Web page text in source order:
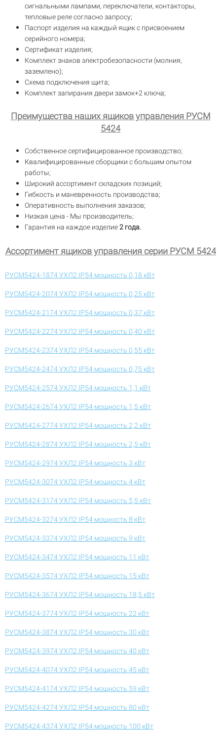
сигнальными лампами, переключатели, контакторы,
тепловые реле согласно запросу;
Паспорт изделия на каждый ящик с присвоением
серийного номера;
Сертификат изделия;
Комплект знаков электробезопасности (молния,
заземлено);
Схема подключения щита;
Комплект запирания двери замок+2 ключа;
Преимущества наших ящиков управления РУСМ
5424
Собственное сертифицированное производство;
Квалифицированные сборщики с большим опытом
работы;
Широкий ассортимент складских позиций;
Гибкость и маневренность производства;
Оперативность выполнения заказов;
Низкая цена - Мы производитель;
Гарантия на каждое изделие2 года.
Ассортимент ящиков управления серии РУСМ 5424
РУСМ5424-1874 УХЛ2 IP54 мощность 0,18 кВт
РУСМ5424-2074 УХЛ2 IP54 мощность 0,25 кВт
РУСМ5424-2174 УХЛ2 IP54 мощность 0,37 кВт
РУСМ5424-2274 УХЛ2 IP54 мощность 0,40 кВт
РУСМ5424-2374 УХЛ2 IP54 мощность 0,55 кВт
РУСМ5424-2474 УХЛ2 IP54 мощность 0,75 кВт
РУСМ5424-2574 УХЛ2 IP54 мощность 1,1 кВт
РУСМ5424-2674 УХЛ2 IP54 мощность 1,5 кВт
РУСМ5424-2774 УХЛ2 IP54 мощность 2,2 кВт
РУСМ5424-2874 УХЛ2 IP54 мощность 2,5 кВт
РУСМ5424-2974 УХЛ2 IP54 мощность 3 кВт
РУСМ5424-3074 УХЛ2 IP54 мощность 4 кВт
РУСМ5424-3174 УХЛ2 IP54 мощность 5,5 кВт
РУСМ5424-3274 УХЛ2 IP54 мощность 8 кВт
РУСМ5424-3374 УХЛ2 IP54 мощность 9 кВт
РУСМ5424-3474 УХЛ2 IP54 мощность 11 кВт
РУСМ5424-3574 УХЛ2 IP54 мощность 15 кВт
РУСМ5424-3674 УХЛ2 IP54 мощность 18,5 кВт
РУСМ5424-3774 УХЛ2 IP54 мощность 22 кВт
РУСМ5424-3874 УХЛ2 IP54 мощность 30 кВт
РУСМ5424-3974 УХЛ2 IP54 мощность 40 кВт
РУСМ5424-4074 УХЛ2 IP54 мощность 45 кВт
РУСМ5424-4174 УХЛ2 IP54 мощность 59 кВт
РУСМ5424-4274 УХЛ2 IP54 мощность 80 кВт
РУСМ5424-4374 УХЛ2 IP54 мощность 100 кВт